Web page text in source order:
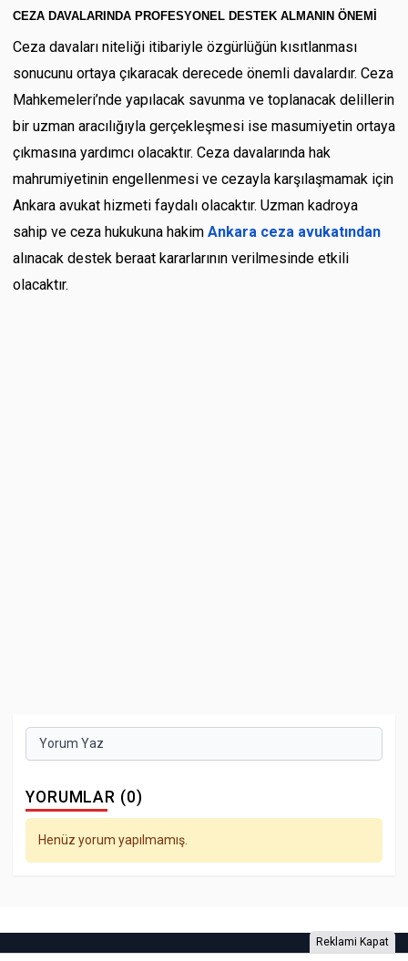
CEZA DAVALARINDA PROFESYONEL DESTEK ALMANIN ÖNEMİ
Ceza davaları niteliği itibariyle özgürlüğün kısıtlanması
sonucunu ortaya çıkaracak derecede önemli davalardır. Ceza
Mahkemeleri’nde yapılacak savunma ve toplanacak delillerin
bir uzman aracılığıyla gerçekleşmesi ise masumiyetin ortaya
çıkmasına yardımcı olacaktır. Ceza davalarında hak
mahrumiyetinin engellenmesi ve cezayla karşılaşmamak için
Ankara avukat hizmeti faydalı olacaktır. Uzman kadroya
sahip ve ceza hukukuna hakim Ankara ceza avukatından
alınacak destek beraat kararlarının verilmesinde etkili
olacaktır.
Yorum Yaz
YORUMLAR (0)
Henüz yorum yapılmamış.
Reklami Kapat